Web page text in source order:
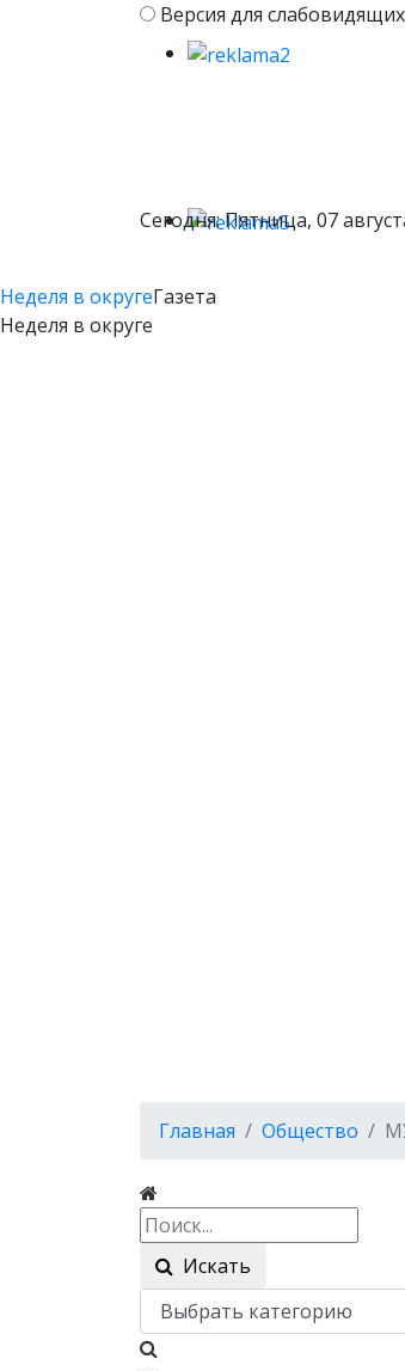
Версия для слабовидящих
Сегодня: Пятница, 07
Неделя в округеГазета
Неделя в округе
Главная Общество
Искать